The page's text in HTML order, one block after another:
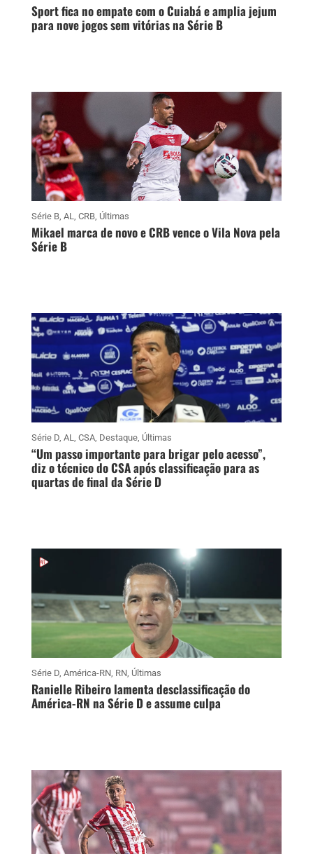
Sport fica no empate com o Cuiabá e amplia jejum
para nove jogos sem vitórias na Série B
Série B, AL, CRB, Últimas
Mikael marca de novo e CRB vence o Vila Nova pela
Série B
Série D, AL, CSA, Destaque, Últimas
“Um passo importante para brigar pelo acesso”,
diz o técnico do CSA após classificação para as
quartas de final da Série D
Série D, América-RN, RN, Últimas
Ranielle Ribeiro lamenta desclassificação do
América-RN na Série D e assume culpa